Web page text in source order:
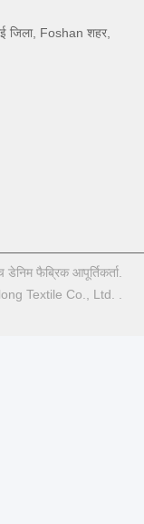
जिला, Foshan शहर,
फैब्रिक आपूर्तिकर्ता.
Textile Co., Ltd. .